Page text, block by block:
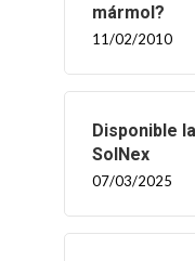
mármol?
11/02/2010
Disponible
SolNex
07/03/2025